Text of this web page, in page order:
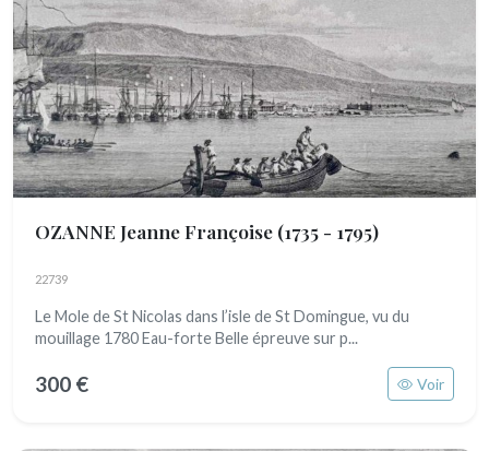
OZANNE Jeanne Françoise (1735 - 1795)
22739
Le Mole de St Nicolas dans l’isle de St Domingue, vu du
mouillage 1780 Eau-forte Belle épreuve sur p...
300 € Voir